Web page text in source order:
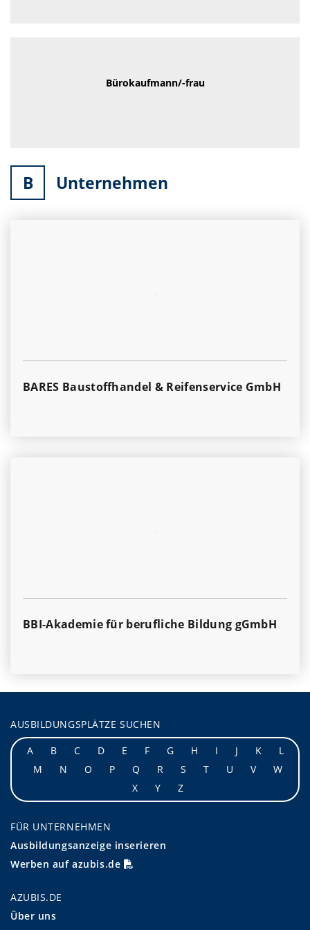
Bürokaufmann/-frau
B Unternehmen
BARES Baustoffhandel & Reifenservice GmbH
BBI-Akademie für berufliche Bildung gGmbH
AUSBILDUNGSPLÄTZE SUCHEN
A
B C D E F G H I J K
L
M
N O P Q R S T U V
W
X
Y Z
FÜR UNTERNEHMEN
Ausbildungsanzeige inserieren
Werben auf azubis.de
AZUBIS.DE
Über uns